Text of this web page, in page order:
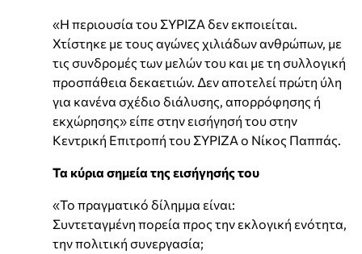
«Η περιουσία του ΣΥΡΙΖΑ δεν εκποιείται.
Χτίστηκε με τους αγώνες χιλιάδων ανθρώπων, με
τις συνδρομές των μελών του και με τη συλλογική
προσπάθεια δεκαετιών. Δεν αποτελεί πρώτη ύλη
για κανένα σχέδιο διάλυσης, απορρόφησης ή
εκχώρησης» είπε στην εισήγησή του στην
Κεντρική Επιτροπή του ΣΥΡΙΖΑ ο Νίκος Παππάς.
Τα κύρια σημεία της εισήγησής του
«Το πραγματικό δίλημμα είναι:
Συντεταγμένη πορεία προς την εκλογική ενότητα,
την πολιτική συνεργασία;